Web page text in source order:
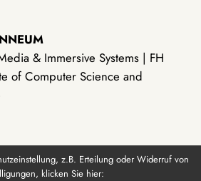
& Immersive Systems | FH
of Computer Science and
z.B. Erteilung oder Widerruf von
klicken Sie hier: